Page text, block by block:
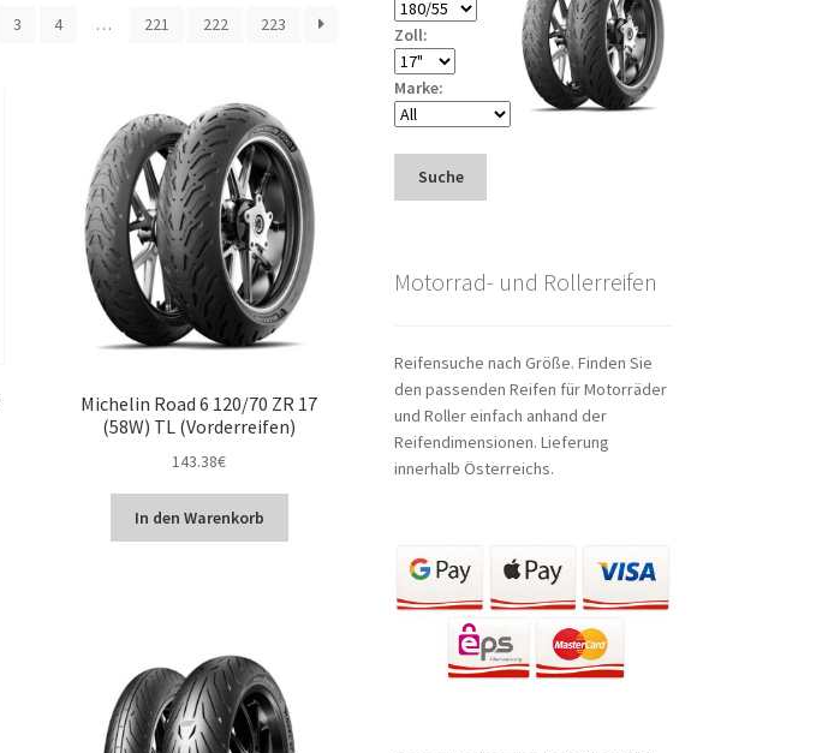
3 4 … 221 222 223
Michelin Road 6 120/70 ZR 17
(58W) TL (Vorderreifen)
143.38€
In den Warenkorb
Zoll:
Marke:
Suche
Motorrad- und Rollerreifen
Reifensuche nach Größe. Finden Sie
den passenden Reifen für Motorräder
und Roller einfach anhand der
Reifendimensionen. Lieferung
innerhalb Österreichs.